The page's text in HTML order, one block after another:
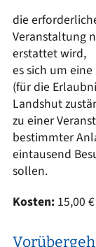
die
Veranstaltung
erstattet wird,
es sich um
(für die
Landshut
zu einer
bestimmter
eintausend
sollen.
Kosten: 15,00 €